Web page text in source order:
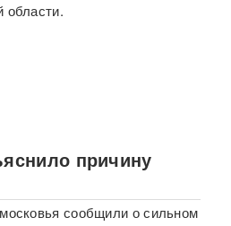
области.
причину
сообщили о сильном